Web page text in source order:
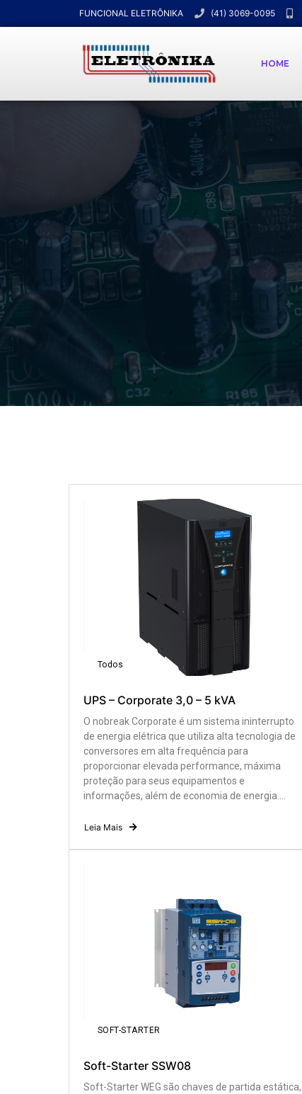
FUNCIONAL ELETRÔNIKA (41) 3069-0095
HOME
Todos
UPS – Corporate 3,0 – 5 kVA
O nobreak Corporate é um sistema ininterrupto
de energia elétrica que utiliza alta tecnologia de
conversores em alta frequência para
proporcionar elevada performance, máxima
proteção para seus equipamentos e
informações, além de economia de energia....
Leia Mais
SOFT-STARTER
Soft-Starter SSW08
Soft-Starter WEG são chaves de partida estática,